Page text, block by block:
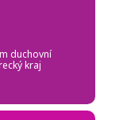
duchovní
kraj